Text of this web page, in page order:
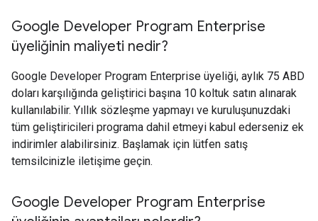
Google Developer Program Enterprise
üyeliğinin maliyeti nedir?
Google Developer Program Enterprise üyeliği, aylık 75 ABD
doları karşılığında geliştirici başına 10 koltuk satın alınarak
kullanılabilir. Yıllık sözleşme yapmayı ve kuruluşunuzdaki
tüm geliştiricileri programa dahil etmeyi kabul ederseniz ek
indirimler alabilirsiniz. Başlamak için lütfen satış
temsilcinizle iletişime geçin.
Google Developer Program Enterprise